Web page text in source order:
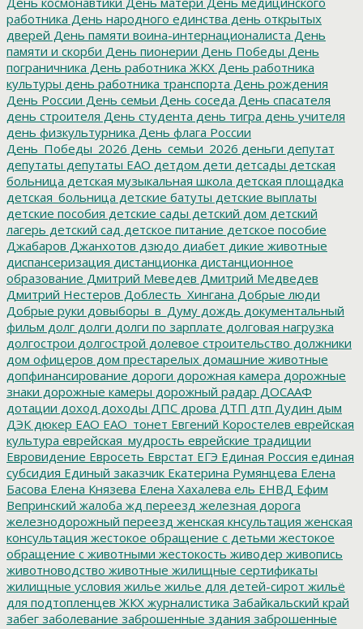
работника День народного единства день открытых
дверей День памяти воина-интернационалиста День
памяти и скорби День пионерии День Победы День
пограничника День работника ЖКХ День работника
культуры день работника транспорта День рождения
День России День семьи День соседа День спасателя
день строителя День студента день тигра день учителя
день физкультурника День флага России
День_Победы_2026 День_семьи_2026 деньги депутат
депутаты депутаты ЕАО детдом дети детсады детская
больница детская музыкальная школа детская площадка
детская_больница детские батуты детские выплаты
детские пособия детские сады детский дом детский
лагерь детский сад детское питание детское пособие
Джабаров Джанхотов дзюдо диабет дикие животные
диспансеризация дистанционка дистанционное
образование Дмитрий Меведев Дмитрий Медведев
Дмитрий Нестеров Доблесть_Хингана Добрые люди
Добрые руки довыборы_в_Думу дождь документальный
фильм долг долги долги по зарплате долговая нагрузка
долгострои долгострой долевое строительство должники
дом офицеров дом престарелых домашние животные
допфинансирование дороги дорожная камера дорожные
знаки дорожные камеры дорожный радар ДОСААФ
дотации доход доходы ДПС дрова ДТП дтп Дудин дым
ДЭК дюкер ЕАО ЕАО_тонет Евгений Коростелев еврейская
культура еврейская_мудрость еврейские традиции
Евровидение Евросеть Еврстат ЕГЭ Единая Россия единая
субсидия Единый заказчик Екатерина Румянцева Елена
Басова Елена Князева Елена Хахалева ель ЕНВД Ефим
Вепринский жалоба жд переезд железная дорога
железнодорожный переезд женская кнсультация женская
консультация жестокое обращение с детьми жестокое
обращение с животными жестокость живодер живопись
животноводство животные жилищные сертификаты
жилищные условия жилье жилье для детей-сирот жильё
для подтопленцев ЖКХ журналистика Забайкальский край
забег заболевание заброшенные здания заброшенные